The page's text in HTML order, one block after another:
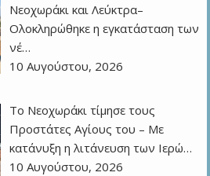
Νεοχωράκι και Λεύκτρα–
Ολοκληρώθηκε η εγκατάσταση των
νέ…
10 Αυγούστου, 2026
Το Νεοχωράκι τίμησε τους
Προστάτες Αγίους του – Με
κατάνυξη η λιτάνευση των Ιερώ…
10 Αυγούστου, 2026